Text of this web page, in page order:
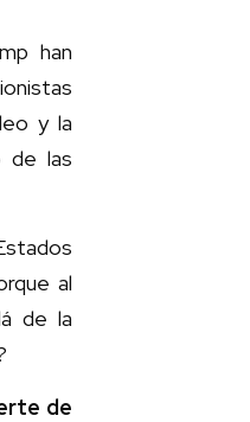
han
y la
de las
al
de la
de